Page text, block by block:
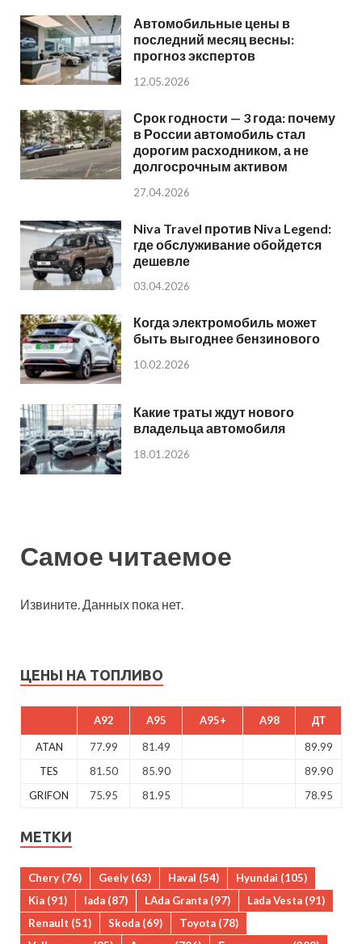
Автомобильные цены в
последний месяц весны:
прогноз экспертов
12.05.2026
Срок годности — 3 года: почему
в России автомобиль стал
дорогим расходником, а не
долгосрочным активом
27.04.2026
Niva Travel против Niva Legend:
где обслуживание обойдется
дешевле
03.04.2026
Когда электромобиль может
быть выгоднее бензинового
10.02.2026
Какие траты ждут нового
владельца автомобиля
18.01.2026
Самое читаемое
Извините. Данных пока нет.
ЦЕНЫ НА ТОПЛИВО
A92 A95 A95+ A98 ДТ
ATAN 77.99 81.49
89.99
TES
81.50 85.90
89.90
GRIFON
75.95 81.95 78.95
МЕТКИ
Chery (76) Geely (63) Haval (54) Hyundai (105)
Kia (91) lada (87) LAda Granta (97) Lada Vesta (91)
Renault (51) Skoda (69) Toyota (78)